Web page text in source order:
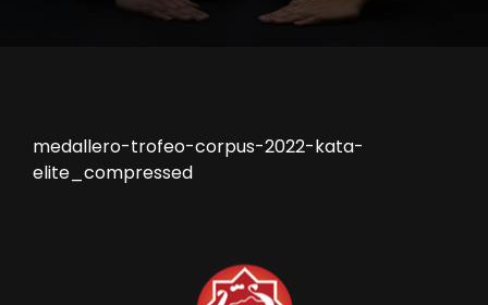
medallero-trofeo-corpus-2022-kata-
elite_compressed